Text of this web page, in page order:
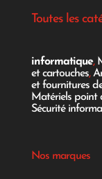
Toutes les
informatique,
et cartouches,
et fournitures
Matériels point
Sécurité
Nos marques